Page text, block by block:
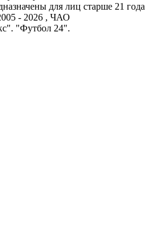
для лиц старше 21 года
- 2026 , ЧАО
"Футбол 24".